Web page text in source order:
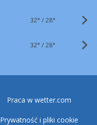
32° /28°
32° /28°
Praca w wetter.com
Prywatność i pliki cookie